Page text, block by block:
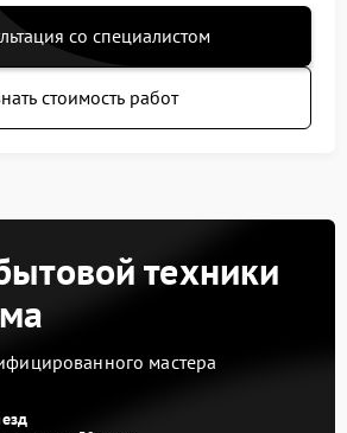
со специалистом
стоимость работ
техники
мастера